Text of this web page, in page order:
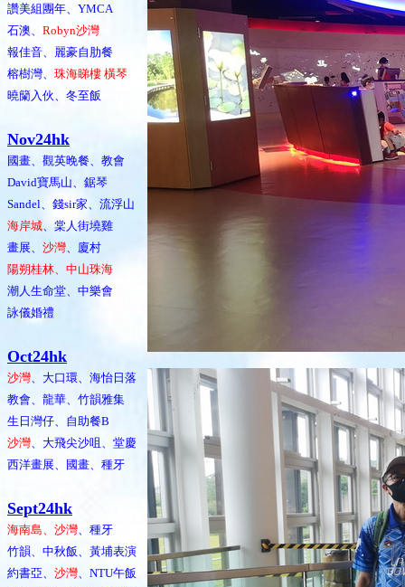
讚美組團年、YMCA
石澳、 Robyn沙灣
報佳音、麗豪自肋餐
榕樹灣、 珠海睇樓 橫琴
曉籣入伙、冬至飯
Nov24hk
國畫、觀英晚餐、教會
David寶馬山、鋸琴
Sandel、錢sir家、流浮山
海岸城、棠人街墝雞
畫展、 沙灣、廈村
陽朔桂林、中山珠海
潮人生命堂、中樂會
詠儀婚禮
Oct24hk
沙灣、大口環、海怡日落
教會、龍華、竹韻雅集
生日灣仔、自助餐B
沙灣、大飛尖沙咀、堂慶
西洋畫展、國畫、種牙
Sept24hk
海南島、沙灣、種牙
竹韻、中秋飯、黃埔表演
約書亞、 沙灣、NTU午飯